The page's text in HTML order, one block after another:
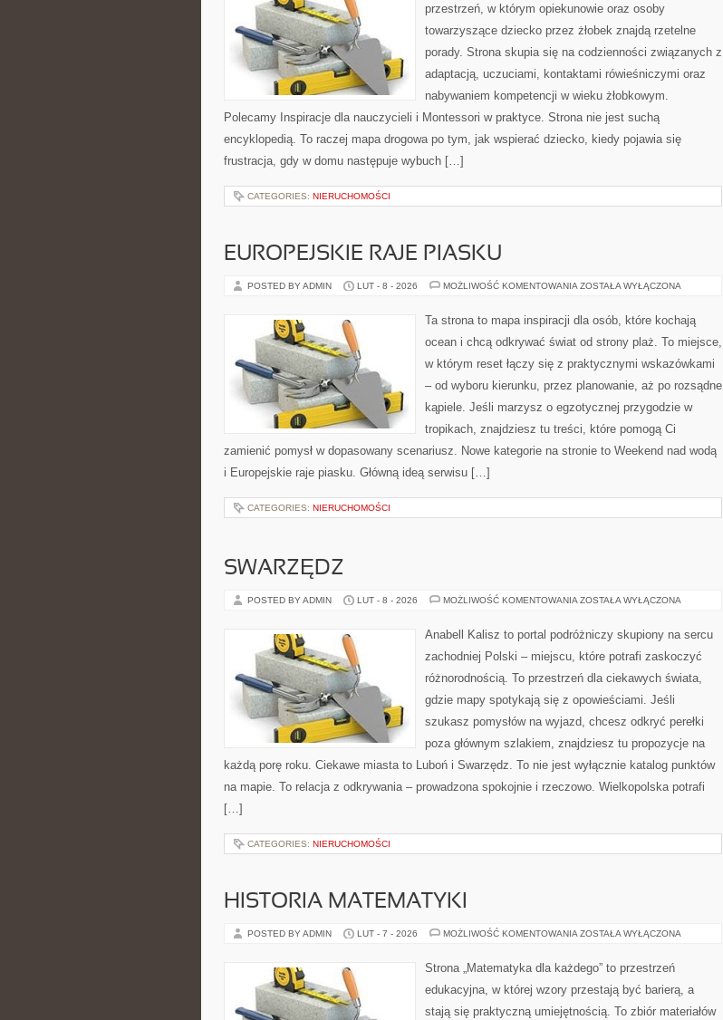
przestrzeń, w którym opiekunowie oraz osoby
towarzyszące dziecko przez żłobek znajdą rzetelne
porady. Strona skupia się na codzienności związanych z
adaptacją, uczuciami, kontaktami rówieśniczymi oraz
nabywaniem kompetencji w wieku żłobkowym.
Polecamy Inspiracje dla nauczycieli i Montessori w praktyce. Strona nie jest suchą
encyklopedią. To raczej mapa drogowa po tym, jak wspierać dziecko, kiedy pojawia się
frustracja, gdy w domu następuje wybuch […]
CATEGORIES: NIERUCHOMOŚCI
EUROPEJSKIE RAJE PIASKU
POSTED BY ADMIN LUT - 8 - 2026 MOŻLIWOŚĆ KOMENTOWANIA EUROPEJSKIE
ZOSTAŁA WYŁĄCZONA
Ta strona to mapa inspiracji dla osób, które kochają
ocean i chcą odkrywać świat od strony plaż. To miejsce,
w którym reset łączy się z praktycznymi wskazówkami
– od wyboru kierunku, przez planowanie, aż po rozsądne
kąpiele. Jeśli marzysz o egzotycznej przygodzie w
tropikach, znajdziesz tu treści, które pomogą Ci
zamienić pomysł w dopasowany scenariusz. Nowe kategorie na stronie to Weekend nad wodą
i Europejskie raje piasku. Główną ideą serwisu […]
CATEGORIES: NIERUCHOMOŚCI
SWARZĘDZ
POSTED BY ADMIN LUT - 8 - 2026 MOŻLIWOŚĆ KOMENTOWANIA SWARZĘDZ
ZOSTAŁA WYŁĄCZONA
Anabell Kalisz to portal podróżniczy skupiony na sercu
zachodniej Polski – miejscu, które potrafi zaskoczyć
różnorodnością. To przestrzeń dla ciekawych świata,
gdzie mapy spotykają się z opowieściami. Jeśli
szukasz pomysłów na wyjazd, chcesz odkryć perełki
poza głównym szlakiem, znajdziesz tu propozycje na
każdą porę roku. Ciekawe miasta to Luboń i Swarzędz. To nie jest wyłącznie katalog punktów
na mapie. To relacja z odkrywania – prowadzona spokojnie i rzeczowo. Wielkopolska potrafi
[…]
CATEGORIES: NIERUCHOMOŚCI
HISTORIA MATEMATYKI
POSTED BY ADMIN LUT - 7 - 2026 MOŻLIWOŚĆ KOMENTOWANIA HISTORIA
ZOSTAŁA WYŁĄCZONA
Strona „Matematyka dla każdego” to przestrzeń
edukacyjna, w której wzory przestają być barierą, a
stają się praktyczną umiejętnością. To zbiór materiałów